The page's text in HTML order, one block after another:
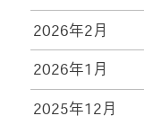
2026年2月
2026年1月
2025年12月